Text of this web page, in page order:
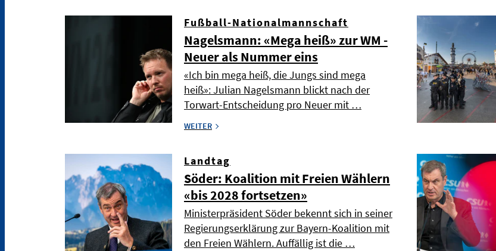
Fußball-Nationalmannschaft
Nagelsmann: «Mega heiß» zur WM -
Neuer als Nummer eins
«Ich bin mega heiß, die Jungs sind mega
heiß»: Julian Nagelsmann blickt nach der
Torwart-Entscheidung pro Neuer mit …
WEITER
Landtag
Söder: Koalition mit Freien Wählern
«bis 2028 fortsetzen»
Ministerpräsident Söder bekennt sich in seiner
Regierungserklärung zur Bayern-Koalition mit
den Freien Wählern. Auffällig ist die …